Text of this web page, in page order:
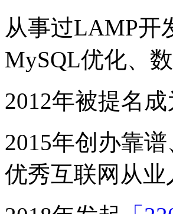
从事过LAMP开
MySQL优化、
2012年被提名
2015年创办靠
优秀互联网从